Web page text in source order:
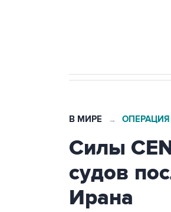
В МИРЕ →
Силы
судов
Ирана